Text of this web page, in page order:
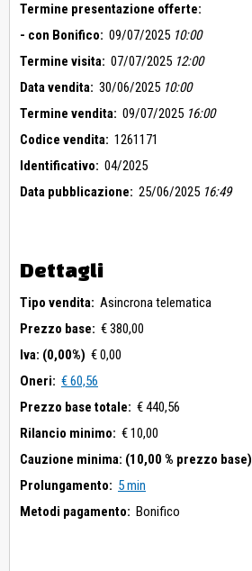
Termine presentazione offerte:
- con Bonifico: 09/07/2025 10:00
Termine visita: 07/07/2025 12:00
Data vendita: 30/06/2025 10:00
Termine vendita: 09/07/2025 16:00
Codice vendita: 1261171
Identificativo: 04/2025
Data pubblicazione: 25/06/2025 16:49
Dettagli
Tipo vendita: Asincrona telematica
Prezzo base: € 380,00
Iva: (0,00%) € 0,00
Oneri: € 60,56
Prezzo base totale: € 440,56
Rilancio minimo: € 10,00
Cauzione minima: (10,00 % prezzo base)
Prolungamento: 5 min
Metodi pagamento: Bonifico